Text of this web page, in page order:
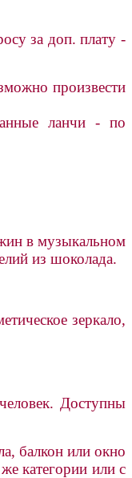
за доп. плату -
произвести
ланчи - по
в музыкальном
из шоколада.
зеркало,
Доступны
балкон или окно
категории или с